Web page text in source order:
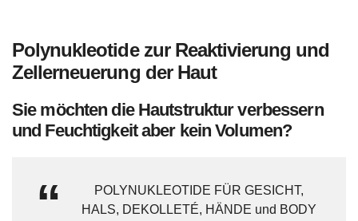
Polynukleotide zur Reaktivierung und
Zellerneuerung der Haut
Sie möchten die Hautstruktur verbessern
und Feuchtigkeit aber kein Volumen?
POLYNUKLEOTIDE FÜR GESICHT,
HALS, DEKOLLETÉ, HÄNDE und BODY